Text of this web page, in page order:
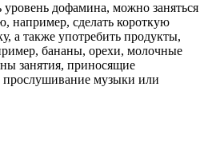
дофамина, можно заняться
например, сделать короткую
а также употребить продукты,
бананы, орехи, молочные
занятия, приносящие
прослушивание музыки или